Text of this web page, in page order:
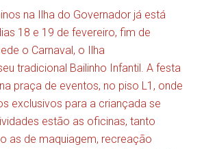
na Ilha do Governador já está
18 e 19 de fevereiro, fim de
o Carnaval, o Ilha
tradicional Bailinho Infantil. A festa
praça de eventos, no piso L1, onde
exclusivos para a criançada se
estão as oficinas, tanto
as de maquiagem, recreação